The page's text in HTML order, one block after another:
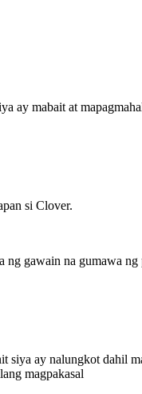
ay mabait at
si Clover.
gawain na gumawa ng
siya ay nalungkot dahil
magpakasal